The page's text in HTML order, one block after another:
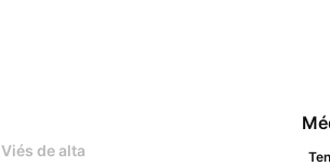
Viés de alta